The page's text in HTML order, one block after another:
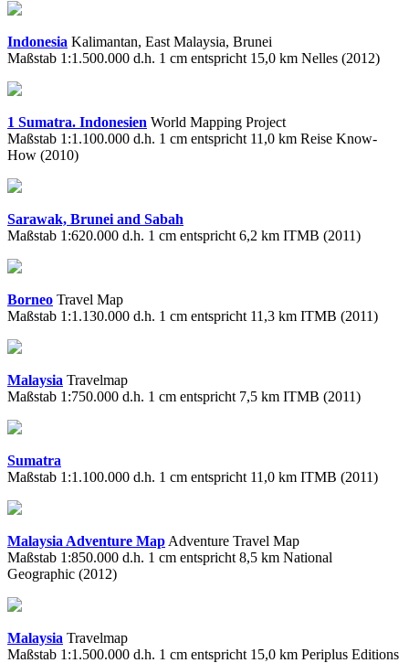
Indonesia Kalimantan, East Malaysia, Brunei
Maßstab 1:1.500.000 d.h. 1 cm entspricht 15,0 km Nelles (2012)
1 Sumatra. Indonesien World Mapping Project
Maßstab 1:1.100.000 d.h. 1 cm entspricht 11,0 km Reise Know-
How (2010)
Sarawak, Brunei and Sabah
Maßstab 1:620.000 d.h. 1 cm entspricht 6,2 km ITMB (2011)
Borneo Travel Map
Maßstab 1:1.130.000 d.h. 1 cm entspricht 11,3 km ITMB (2011)
Malaysia Travelmap
Maßstab 1:750.000 d.h. 1 cm entspricht 7,5 km ITMB (2011)
Sumatra
Maßstab 1:1.100.000 d.h. 1 cm entspricht 11,0 km ITMB (2011)
Malaysia Adventure Map Adventure Travel Map
Maßstab 1:850.000 d.h. 1 cm entspricht 8,5 km National
Geographic (2012)
Malaysia Travelmap
Maßstab 1:1.500.000 d.h. 1 cm entspricht 15,0 km Periplus Editions